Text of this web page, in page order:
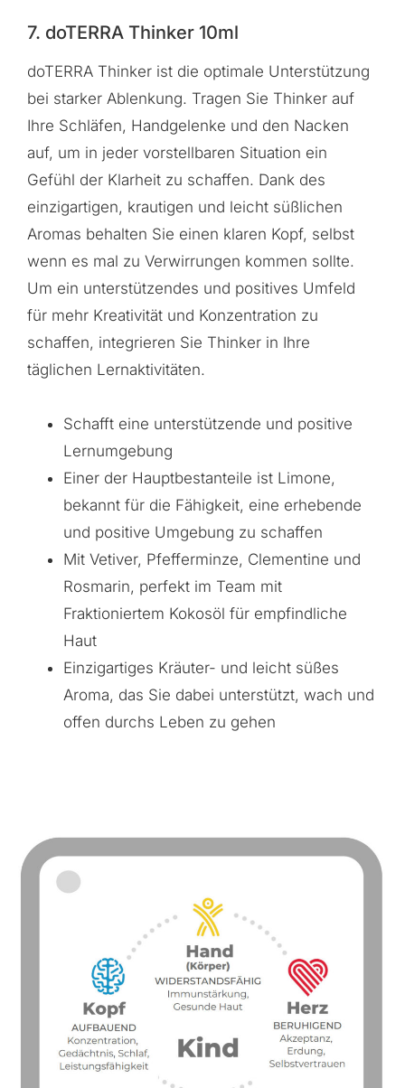
7. doTERRA Thinker 10ml
doTERRA Thinker ist die optimale Unterstützung
bei starker Ablenkung. Tragen Sie Thinker auf
Ihre Schläfen, Handgelenke und den Nacken
auf, um in jeder vorstellbaren Situation ein
Gefühl der Klarheit zu schaffen. Dank des
einzigartigen, krautigen und leicht süßlichen
Aromas behalten Sie einen klaren Kopf, selbst
wenn es mal zu Verwirrungen kommen sollte.
Um ein unterstützendes und positives Umfeld
für mehr Kreativität und Konzentration zu
schaffen, integrieren Sie Thinker in Ihre
täglichen Lernaktivitäten.
Schafft eine unterstützende und positive
Lernumgebung
Einer der Hauptbestanteile ist Limone,
bekannt für die Fähigkeit, eine erhebende
und positive Umgebung zu schaffen
Mit Vetiver, Pfefferminze, Clementine und
Rosmarin, perfekt im Team mit
Fraktioniertem Kokosöl für empfindliche
Haut
Einzigartiges Kräuter- und leicht süßes
Aroma, das Sie dabei unterstützt, wach und
offen durchs Leben zu gehen